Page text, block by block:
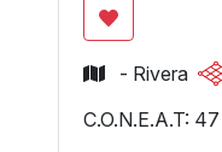
- Rivera
C.O.N.E.A.T: